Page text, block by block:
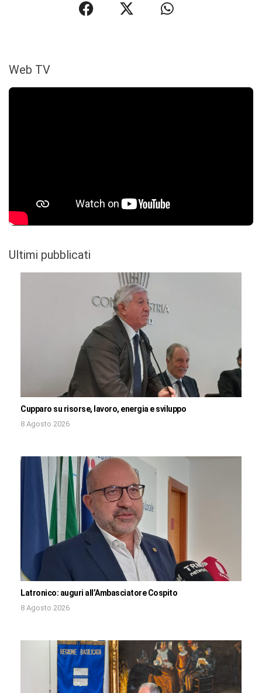
Web TV
Ultimi pubblicati
Cupparo su risorse, lavoro, energia e sviluppo
8 Agosto 2026
Latronico: auguri all’Ambasciatore Cospito
8 Agosto 2026